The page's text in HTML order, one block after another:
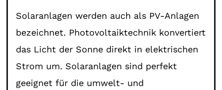
Solaranlagen werden auch als PV-Anlagen
bezeichnet. Photovoltaiktechnik konvertiert
das Licht der Sonne direkt in elektrischen
Strom um. Solaranlagen sind perfekt
geeignet für die umwelt- und